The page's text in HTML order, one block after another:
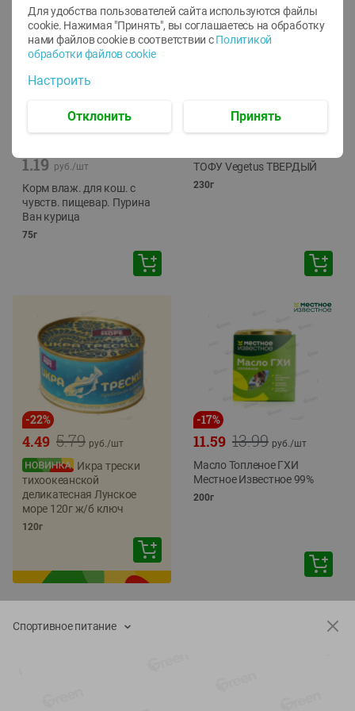
1.19 руб./шт
Корм влаж. для кош. с
чувств. пищевар. Пурина
Ван курица
75г
ТОФУ Vegetus ТВЕРДЫЙ
230г
-22%
5.79
4.49 руб./шт
Икра трески
тихоокеанской
деликатесная Лунское
море 120г ж/б ключ
120г
-17%
13.99
11.59 руб./шт
Масло Топленое ГХИ
Местное Известное 99%
200г
Спортивное питание
Для удобства пользователей сайта используются файлы
cookie. Нажимая "Принять", вы соглашаетесь на обработку
нами файлов cookie в соответствии с Политикой
обработки файлов cookie
Настроить
Отклонить Принять